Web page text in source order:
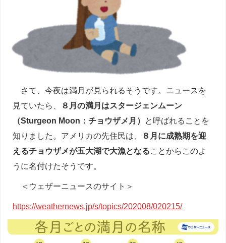
さて、今夜は満月が見られるそうです。ニュースを
見ていたら、
８月の満月はスタージェンムーン
（Sturgeon Moon：チョウザメ月）
と呼ばれることを
知りました。アメリカの先住民は、
８月に成熟期を迎
えるチョウザメが五大湖で大漁となることからこのよ
うに名付けたそうです。
＜ウェザーニュースのサイト＞
https://weathernews.jp/s/topics/202008/020215/